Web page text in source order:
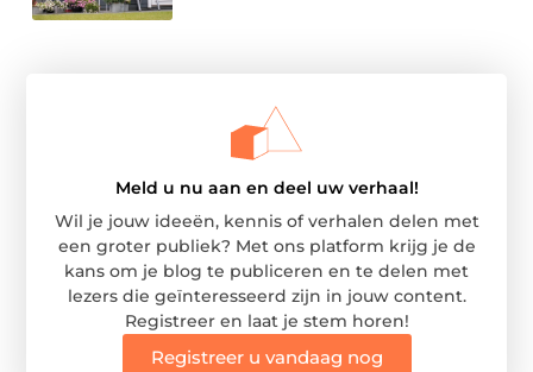
Meld u nu aan en deel uw verhaal!
Wil je jouw ideeën, kennis of verhalen delen met
een groter publiek? Met ons platform krijg je de
kans om je blog te publiceren en te delen met
lezers die geïnteresseerd zijn in jouw content.
Registreer en laat je stem horen!
Registreer u vandaag nog